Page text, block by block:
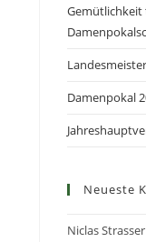
Damenpokal
Neueste
Niclas Strasser